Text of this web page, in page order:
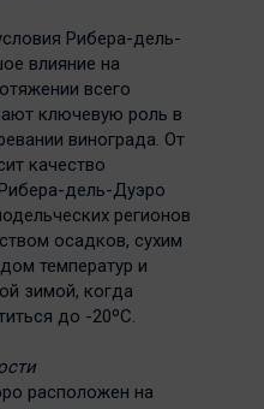
Рибера-дель-
влияние на
всего
ключевую роль в
винограда. От
качество
дель-Дуэро
регионов
осадков, сухим
температур и
зимой, когда
до -20ºC.
расположен на